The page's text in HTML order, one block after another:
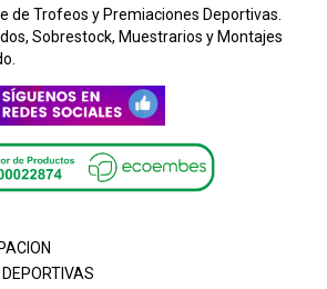
de Trofeos y Premiaciones Deportivas.
Sobrestock, Muestrarios y Montajes